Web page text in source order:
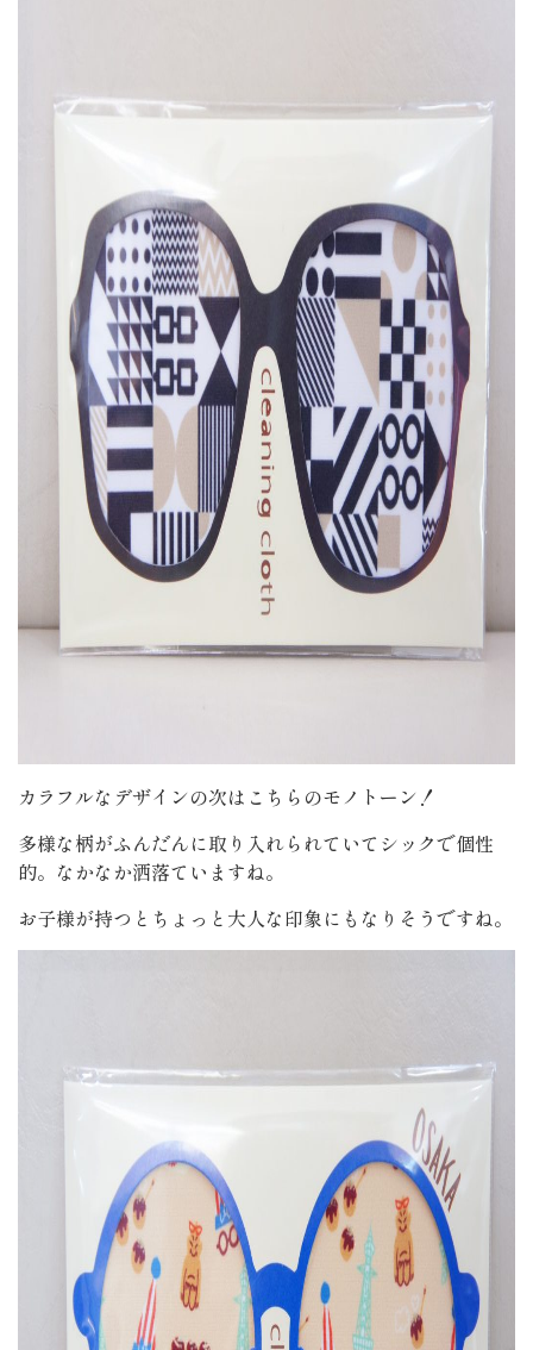
カラフルなデザインの次はこちらのモノトーン！
多様な柄がふんだんに取り入れられていてシックで個性
的。なかなか洒落ていますね。
お子様が持つとちょっと大人な印象にもなりそうですね。